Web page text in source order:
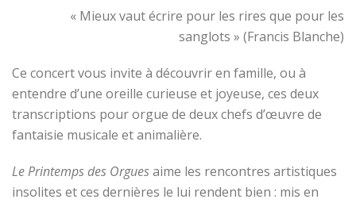
« Mieux vaut écrire pour les rires que pour les
sanglots » (Francis Blanche)
Ce concert vous invite à découvrir en famille, ou à
entendre d’une oreille curieuse et joyeuse, ces deux
transcriptions pour orgue de deux chefs d’œuvre de
fantaisie musicale et animalière.
Le Printemps des Orguesaime les rencontres artistiques
insolites et ces dernières le lui rendent bien : mis en